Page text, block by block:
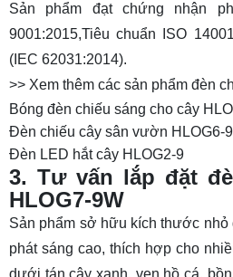
Sản phẩm đạt chứng nhận
9001:2015,Tiêu chuẩn ISO
(IEC 62031:2014).
>> Xem thêm các sản phẩm đèn
Bóng đèn chiếu sáng cho cây
Đèn chiếu cây sân vườn HLOG6-9
Đèn LED hắt cây HLOG2-9
3. Tư vấn lắp đặt
HLOG7-9W
Sản phẩm sở hữu kích thước
phát sáng cao, thích hợp cho